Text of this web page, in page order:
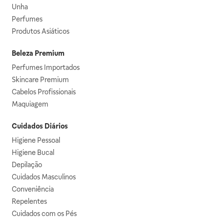
Unha
Perfumes
Produtos Asiáticos
Beleza Premium
Perfumes Importados
Skincare Premium
Cabelos Profissionais
Maquiagem
Cuidados Diários
Higiene Pessoal
Higiene Bucal
Depilação
Cuidados Masculinos
Conveniência
Repelentes
Cuidados com os Pés